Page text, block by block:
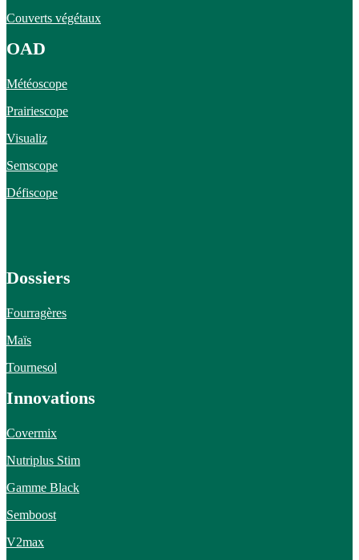
Couverts végétaux
OAD
Météoscope
Prairiescope
Visualiz
Semscope
Défiscope
Dossiers
Fourragères
Maïs
Tournesol
Innovations
Covermix
Nutriplus Stim
Gamme Black
Semboost
V2max